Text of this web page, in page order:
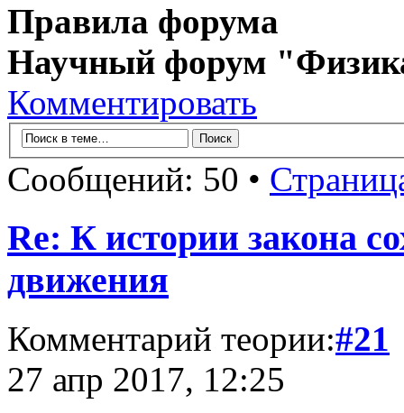
Правила форума
Научный форум
Комментировать
Сообщений: 50 •
Re: К истории закона
движения
Комментарий теории:#21
27 апр 2017, 12:25